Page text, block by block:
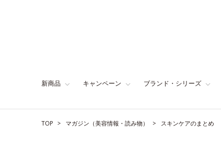
新商品 キャンペーン ブランド・シリーズ
TOP マガジン（美容情報・読み物） スキンケアのまとめ